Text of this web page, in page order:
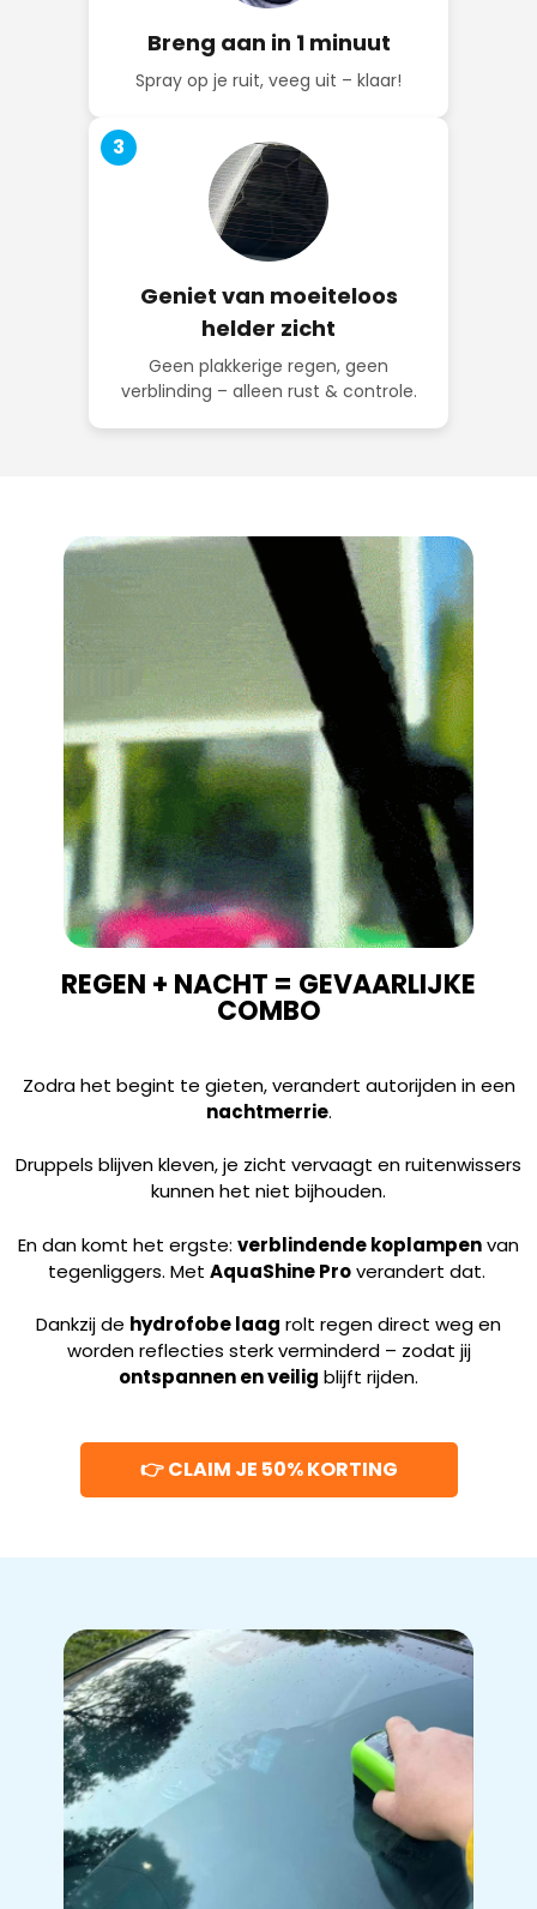
Breng aan in 1 minuut
Spray op je ruit, veeg uit – klaar!
3
Geniet van moeiteloos
helder zicht
Geen plakkerige regen, geen
verblinding – alleen rust & controle.
REGEN + NACHT = GEVAARLIJKE
COMBO
Zodra het begint te gieten, verandert autorijden in een
nachtmerrie.
Druppels blijven kleven, je zicht vervaagt en ruitenwissers
kunnen het niet bijhouden.
En dan komt het ergste: verblindende koplampenvan
tegenliggers. Met AquaShine Proverandert dat.
Dankzij de hydrofobe laag rolt regen direct weg en
worden reflecties sterk verminderd – zodat jij
ontspannen en veilig blijft rijden.
👉 CLAIM JE 50% KORTING